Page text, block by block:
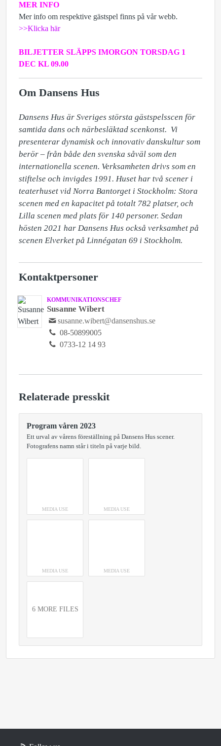
MER INFO
Mer info om respektive gästspel finns på vår webb.
>>Klicka här
BILJETTER SLÄPPS IMORGON TORSDAG 1
DEC KL 09.00
Om Dansens Hus
Dansens Hus är Sveriges största gästspelsscen för
samtida dans och närbesläktad scenkonst.  Vi
presenterar dynamisk och innovativ danskultur som
berör – från både den svenska såväl som den
internationella scenen. Verksamheten drivs som en
stiftelse och invigdes 1991. Huset har två scener i
teaterhuset vid Norra Bantorget i Stockholm: Stora
scenen med en kapacitet på totalt 782 platser, och
Lilla scenen med plats för 140 personer. Sedan
hösten 2021 har Dansens Hus också verksamhet på
scenen Elverket på Linnégatan 69 i Stockholm.
Kontaktpersoner
KOMMUNIKATIONSCHEF
Susanne Wibert
susanne.wibert@dansenshus.se
08-50899005
0733-12 14 93
Relaterade presskit
Program våren 2023
Ett urval av vårens föreställning på Dansens Hus scener.
Fotografens namn står i titeln på varje bild.
MEDIA USE MEDIA USE
MEDIA USE MEDIA USE
6 MORE FILES